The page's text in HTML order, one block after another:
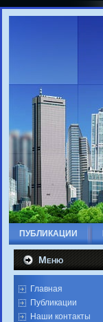
ПУБЛИКАЦИИ
Меню
Главная
Публикации
Наши контакты